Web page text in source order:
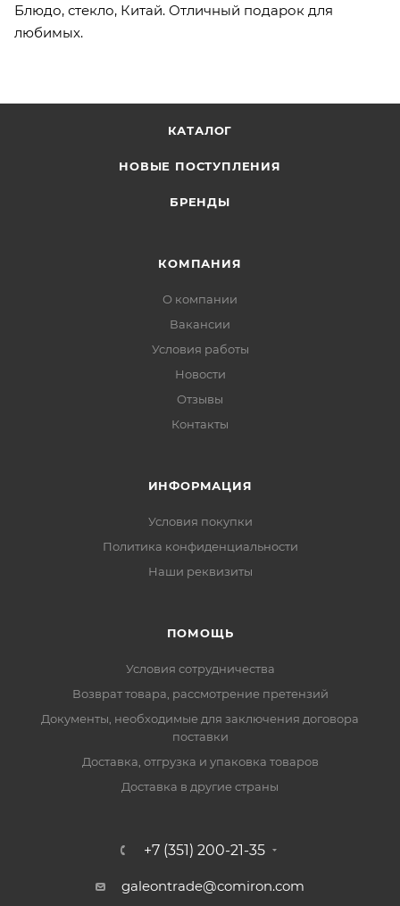
Блюдо, стекло, Китай. Отличный подарок для
любимых.
КАТАЛОГ
НОВЫЕ ПОСТУПЛЕНИЯ
БРЕНДЫ
КОМПАНИЯ
О компании
Вакансии
Условия работы
Новости
Отзывы
Контакты
ИНФОРМАЦИЯ
Условия покупки
Политика конфиденциальности
Наши реквизиты
ПОМОЩЬ
Условия сотрудничества
Возврат товара, рассмотрение претензий
Документы, необходимые для заключения договора
поставки
Доставка, отгрузка и упаковка товаров
Доставка в другие страны
+7 (351) 200-21-35
galeontrade@comiron.com